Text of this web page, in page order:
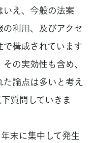
え、今般の法案
利用、及びアクセ
構成されています
の実効性も含め、
論点は多いと考え
質問していきま
末に集中して発生